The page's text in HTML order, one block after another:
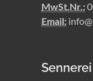
MwSt.Nr.:
Email: